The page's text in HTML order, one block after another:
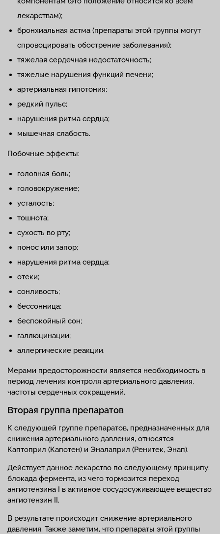
лекарствам);
бронхиальная астма (препараты этой группы могут
спровоцировать обострение заболевания);
тяжелая сердечная недостаточность;
тяжелые нарушения функций печени;
артериальная гипотония;
редкий пульс;
нарушения ритма сердца;
мышечная слабость.
Побочные эффекты:
головная боль;
головокружение;
усталость;
тошнота;
сухость во рту;
понос или запор;
нарушения ритма сердца;
отеки;
сонливость;
бессонница;
беспокойный сон;
галлюцинации;
аллергические реакции.
Мерами предосторожности является необходимость в
период лечения контроля артериального давления,
частоты сердечных сокращений.
Вторая группа препаратов
К следующей группе препаратов, предназначенных для
снижения артериального давления, относятся
Каптоприл (Капотен) и Эналаприл (Ренитек, Энап).
Действует данное лекарство по следующему принципу:
блокада фермента, из чего тормозится переход
ангиотензина I в активное сосудосуживающее вещество
ангиотензин II.
В результате происходит снижение артериального
давления. Также заметим, что препараты этой группы